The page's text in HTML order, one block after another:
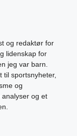
og redaktør for
lidenskap for
jeg var barn.
til sportsnyheter,
og
og et